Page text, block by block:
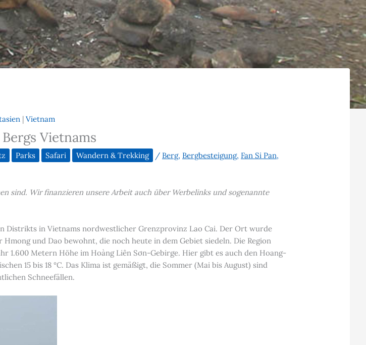
|Vietnam
Vietnams
Parks Safari Wandern & Trekking / Berg, Bergbesteigung, Fan Si Pan,
sind. Wir finanzieren unsere Arbeit auch über Werbelinks und sogenannte
Distrikts in Vietnams nordwestlicher Grenzprovinz Lao Cai. Der Ort wurde
und Dao bewohnt, die noch heute in dem Gebiet siedeln. Die Region
1.600 Metern Höhe im Hoàng Liên Sơn-Gebirge. Hier gibt es auch den Hoang-
15 bis 18 °C. Das Klima ist gemäßigt, die Sommer (Mai bis August) sind
Schneefällen.